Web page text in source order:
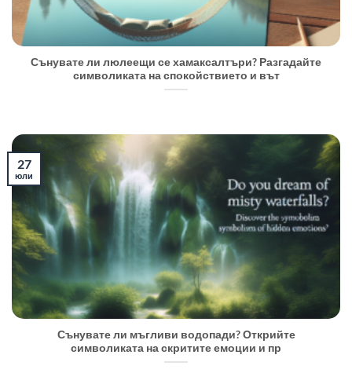
Сънувате ли люлеещи се хамаксалтъри? Разгадайте
символиката на спокойствието и вът
Сънувате ли мъгливи водопади? Открийте
символиката на скритите емоции и пр
27
юли